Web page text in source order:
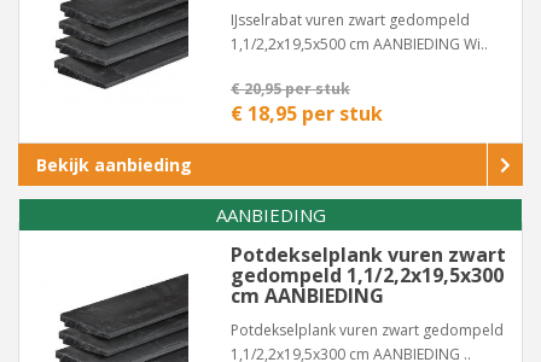
IJsselrabat vuren zwart gedompeld
1,1/2,2x19,5x500 cm AANBIEDING Wi..
€ 20,95 per stuk
€ 18,95 per stuk
Bekijk aanbieding
AANBIEDING
Potdekselplank vuren zwart
gedompeld 1,1/2,2x19,5x300
cm AANBIEDING
Potdekselplank vuren zwart gedompeld
1,1/2,2x19,5x300 cm AANBIEDING ..